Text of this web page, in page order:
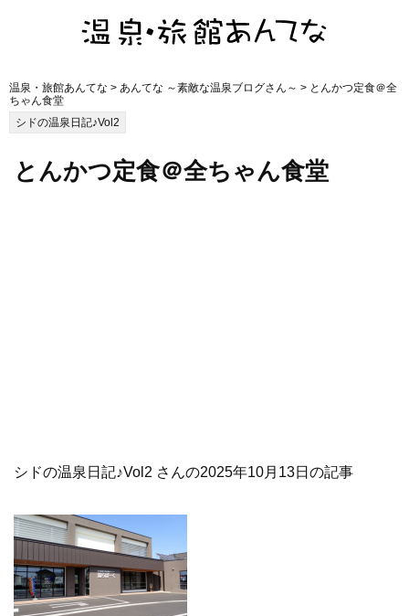
温泉・旅館あんてな > あんてな ～素敵な温泉ブログさん～ > とんかつ定食＠全
ちゃん食堂
シドの温泉日記♪Vol2
とんかつ定食＠全ちゃん食堂
シドの温泉日記♪Vol2 さんの2025年10月13日の記事